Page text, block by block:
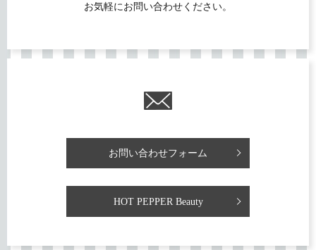
お気軽にお問い合わせください。
お問い合わせフォーム
HOT PEPPER Beauty